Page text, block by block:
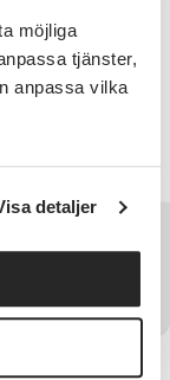
möjliga
tjänster,
anpassa vilka
detaljer
Ingen